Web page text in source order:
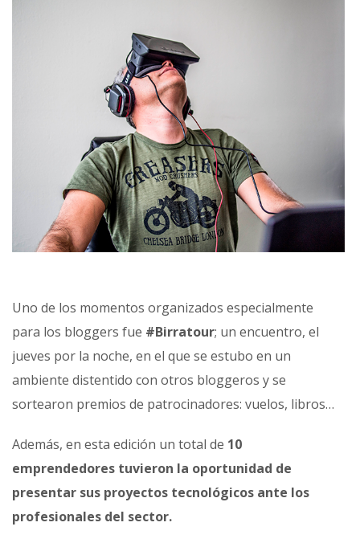
Uno de los momentos organizados especialmente
para los bloggers fue #Birratour; un encuentro, el
jueves por la noche, en el que se estubo en un
ambiente distentido con otros bloggeros y se
sortearon premios de patrocinadores: vuelos, libros…
Además, en esta edición un total de 10
emprendedores tuvieron la oportunidad de
presentar sus proyectos tecnológicos ante los
profesionales del sector.